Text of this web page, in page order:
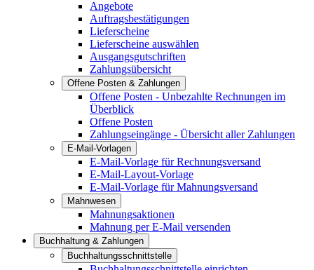
Angebote
Auftragsbestätigungen
Lieferscheine
Lieferscheine auswählen
Ausgangsgutschriften
Zahlungsübersicht
Offene Posten & Zahlungen
Offene Posten - Unbezahlte Rechnungen im
Überblick
Offene Posten
Zahlungseingänge - Übersicht aller Zahlungen
E-Mail-Vorlagen
E-Mail-Vorlage für Rechnungsversand
E-Mail-Layout-Vorlage
E-Mail-Vorlage für Mahnungsversand
Mahnwesen
Mahnungsaktionen
Mahnung per E-Mail versenden
Buchhaltung & Zahlungen
Buchhaltungsschnittstelle